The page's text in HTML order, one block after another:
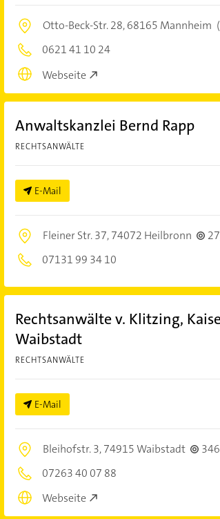
Otto-Beck-Str. 28,68165 Mannheim
0621 41 10 24
Webseite
Anwaltskanzlei Bernd Rapp
RECHTSANWÄLTE
E-Mail
Fleiner Str. 37,74072 Heilbronn
07131 99 34 10
Rechtsanwälte v. Klitzing,
Waibstadt
RECHTSANWÄLTE
E-Mail
Bleihofstr. 3,74915 Waibstadt
07263 40 07 88
Webseite